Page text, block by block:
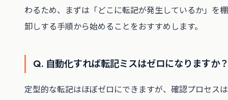
わるため、まずは「どこに転記が発生しているか」を棚
卸しする手順から始めることをおすすめします。
Q. 自動化すれば転記ミスはゼロになりますか
定型的な転記はほぼゼロにできますが、確認プロセスは